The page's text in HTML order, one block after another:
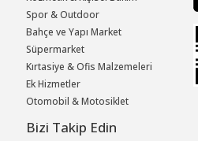
Spor & Outdoor
Bahçe ve Yapı Market
Süpermarket
Kırtasiye & Ofis Malzemeleri
Ek Hizmetler
Otomobil & Motosiklet
Bizi Takip Edin